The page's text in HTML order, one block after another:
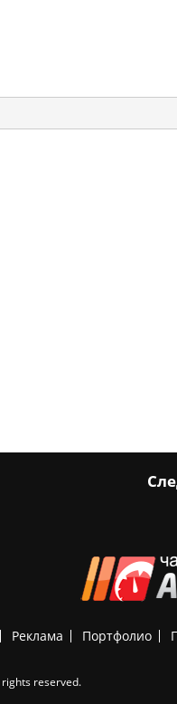
Реклама Портфолио
reserved.